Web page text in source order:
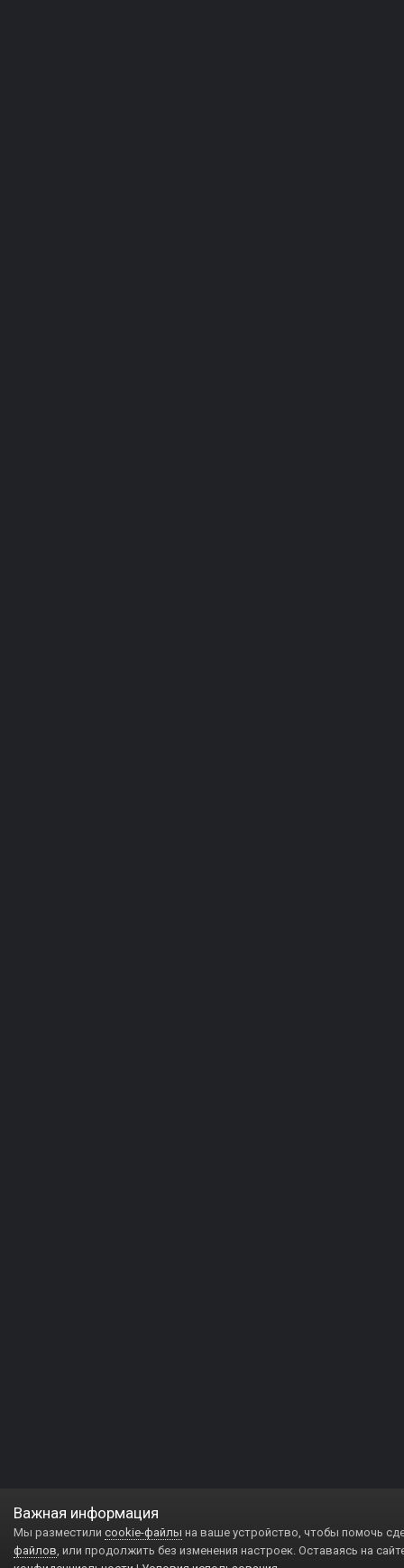
Важная информация
Мы разместили cookie-файлы на ваше устройство, чтобы помочь
файлов, или продолжить без изменения настроек. Оставаясь на